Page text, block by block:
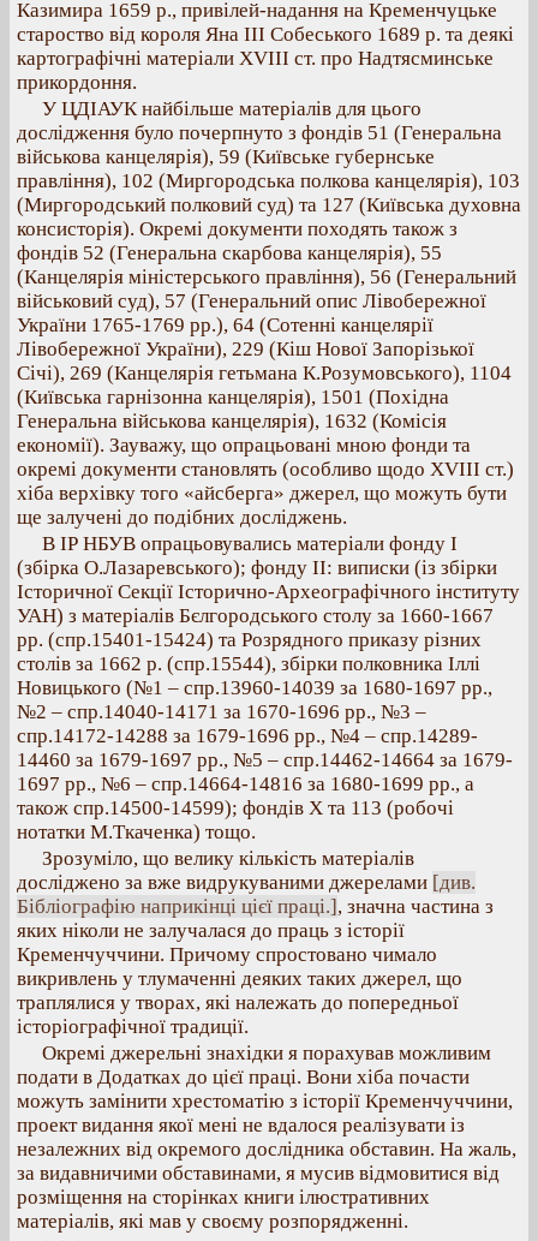
Казимира 1659 р., привілей-надання на Кременчуцьке
староство від короля Яна ІІІ Собеського 1689 р. та деякі
картографічні матеріали ХVIII ст. про Надтясминське
прикордоння.
У ЦДІАУК найбільше матеріалів для цього
дослідження було почерпнуто з фондів 51 (Генеральна
військова канцелярія), 59 (Київське губернське
правління), 102 (Миргородська полкова канцелярія), 103
(Миргородський полковий суд) та 127 (Київська духовна
консисторія). Окремі документи походять також з
фондів 52 (Генеральна скарбова канцелярія), 55
(Канцелярія міністерського правління), 56 (Генеральний
військовий суд), 57 (Генеральний опис Лівобережної
України 1765-1769 рр.), 64 (Сотенні канцелярії
Лівобережної України), 229 (Кіш Нової Запорізької
Січі), 269 (Канцелярія гетьмана К.Розумовського), 1104
(Київська гарнізонна канцелярія), 1501 (Похідна
Генеральна військова канцелярія), 1632 (Комісія
економії). Зауважу, що опрацьовані мною фонди та
окремі документи становлять (особливо щодо ХVIII ст.)
хіба верхівку того «айсберга» джерел, що можуть бути
ще залучені до подібних досліджень.
В ІР НБУВ опрацьовувались матеріали фонду І
(збірка О.Лазаревського); фонду ІІ: виписки (із збірки
Історичної Секції Історично-Археографічного інституту
УАН) з матеріалів Бєлгородського столу за 1660-1667
рр. (спр.15401-15424) та Розрядного приказу різних
столів за 1662 р. (спр.15544), збірки полковника Іллі
Новицького (№1 – спр.13960-14039 за 1680-1697 рр.,
№2 – спр.14040-14171 за 1670-1696 рр., №3 –
спр.14172-14288 за 1679-1696 рр., №4 – спр.14289-
14460 за 1679-1697 рр., №5 – спр.14462-14664 за 1679-
1697 рр., №6 – спр.14664-14816 за 1680-1699 рр., а
також спр.14500-14599); фондів Х та 113 (робочі
нотатки М.Ткаченка) тощо.
Зрозуміло, що велику кількість матеріалів
досліджено за вже видрукуваними джерелами [див.
Бібліографію наприкінці цієї праці.], значна частина з
яких ніколи не залучалася до праць з історії
Кременчуччини. Причому спростовано чимало
викривлень у тлумаченні деяких таких джерел, що
траплялися у творах, які належать до попередньої
історіографічної традиції.
Окремі джерельні знахідки я порахував можливим
подати в Додатках до цієї праці. Вони хіба почасти
можуть замінити хрестоматію з історії Кременчуччини,
проект видання якої мені не вдалося реалізувати із
незалежних від окремого дослідника обставин. На жаль,
за видавничими обставинами, я мусив відмовитися від
розміщення на сторінках книги ілюстративних
матеріалів, які мав у своєму розпорядженні.